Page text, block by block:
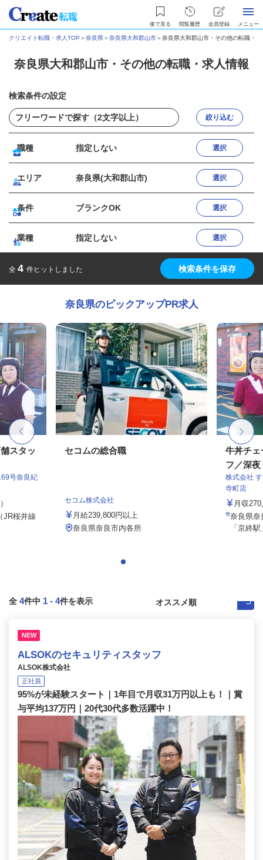
後で見る 閲覧履歴 会員登録 メニュー
クリエイト転職・求人TOP ＞奈良県＞奈良県大和郡山市＞奈良県大和郡山市・その他の転職・求
奈良県大和郡山市・その他の転職・求人情報
検索条件の設定
絞り込む
職種 指定しない 選択
エリア 奈良県(大和郡山市) 選択
条件 ブランクOK 選択
業種 指定しない 選択
全 4 件ヒットしました 検索条件を保存
奈良県のピックアップPR求人
スタッ
号奈良紀
JR桜井線
セコムの総合職
セコム株式会社
月給239,800円以上
奈良県奈良市内各所
牛丼チェ
フ／深夜
株式会社
寺町店
月収
奈良県奈
「京終
全 4件中 1 - 4件を表示
NEW
ALSOKのセキュリティスタッフ
ALSOK株式会社
正社員
95%が未経験スタート｜1年目で月収31万円以上も！｜賞
与平均137万円｜20代30代多数活躍中！